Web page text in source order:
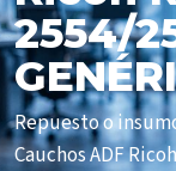
2554/
Repuesto o
Cauchos ADF